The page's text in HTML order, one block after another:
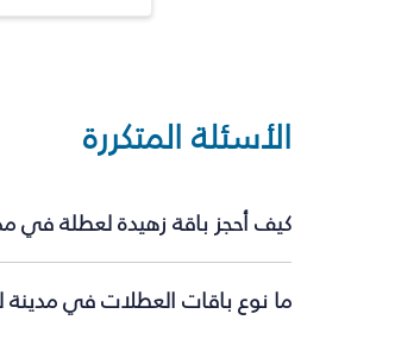
الأسئلة المتكررة
كيف أحجز باقة زهيدة لعطلة في
ما نوع باقات العطلات في مدينة